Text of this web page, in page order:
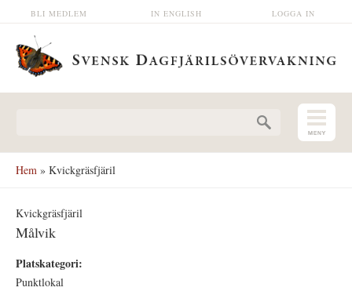
Hoppa till huvudinnehåll LOGGA IN
IN ENGLISH
BLI MEDLEM
Hem » Kvickgräsfjäril
Kvickgräsfjäril
Målvik
Platskategori:
Punktlokal